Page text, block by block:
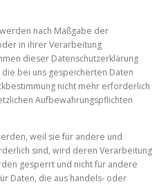
nach Maßgabe der
in ihrer Verarbeitung
dieser Datenschutzerklärung
bei uns gespeicherten Daten
nicht mehr erforderlich
Aufbewahrungspflichten
weil sie für andere und
sind, wird deren Verarbeitung
gesperrt und nicht für andere
Daten, die aus handels- oder